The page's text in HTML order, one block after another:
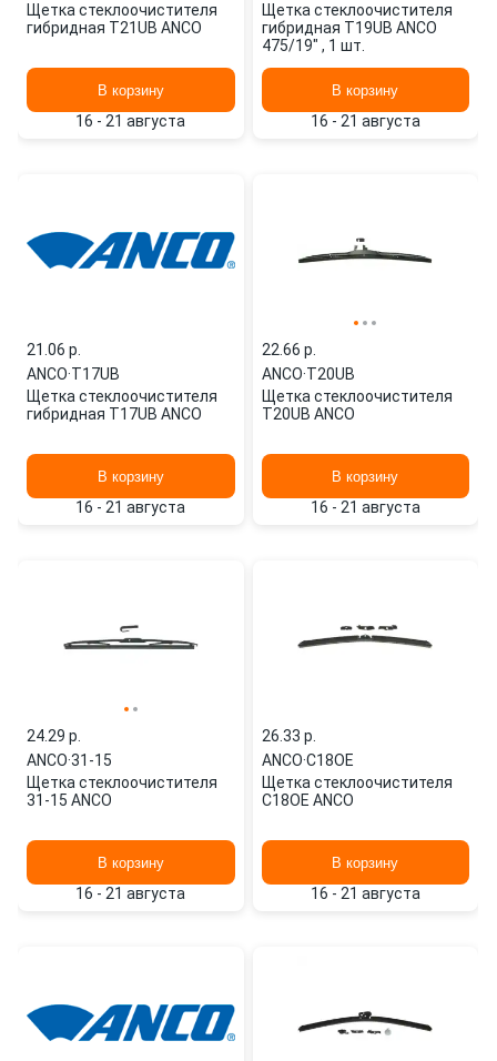
Щетка стеклоочистителя
гибридная T21UB ANCO
В корзину
16 - 21 августа
Щетка стеклоочистителя
гибридная T19UB ANCO
475/19" , 1 шт.
В корзину
16 - 21 августа
21.06 p.
ANCO·T17UB
Щетка стеклоочистителя
гибридная T17UB ANCO
В корзину
16 - 21 августа
22.66 p.
ANCO·T20UB
Щетка стеклоочистителя
T20UB ANCO
В корзину
16 - 21 августа
24.29 p.
ANCO·31-15
Щетка стеклоочистителя
31-15 ANCO
В корзину
16 - 21 августа
26.33 p.
ANCO·C18OE
Щетка стеклоочистителя
C18OE ANCO
В корзину
16 - 21 августа